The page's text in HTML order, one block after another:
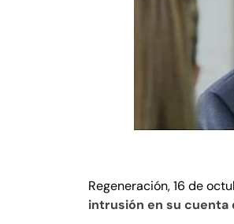
Regeneración, 16 de
intrusión en su cuenta